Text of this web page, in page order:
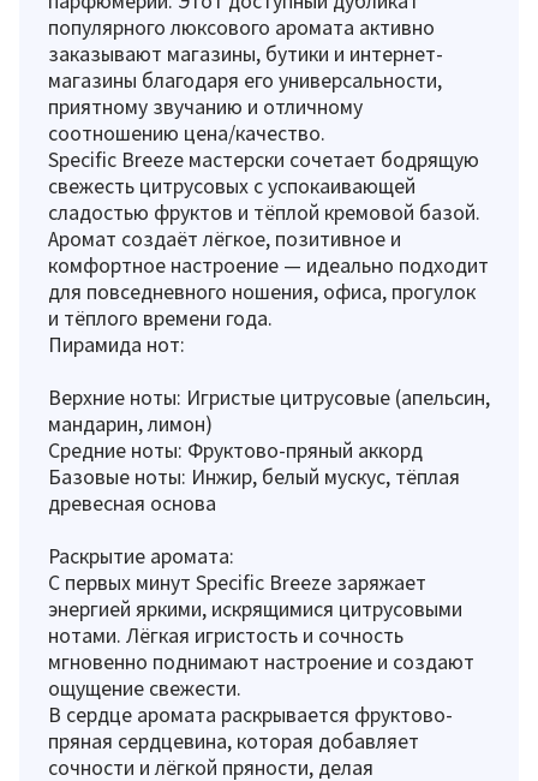
популярного люксового аромата активно
заказывают магазины, бутики и интернет-
магазины благодаря его универсальности,
приятному звучанию и отличному
соотношению цена/качество.
Specific Breeze мастерски сочетает бодрящую
свежесть цитрусовых с успокаивающей
сладостью фруктов и тёплой кремовой базой.
Аромат создаёт лёгкое, позитивное и
комфортное настроение — идеально подходит
для повседневного ношения, офиса, прогулок
и тёплого времени года.
Пирамида нот:
Верхние ноты: Игристые цитрусовые (апельсин,
мандарин, лимон)
Средние ноты: Фруктово-пряный аккорд
Базовые ноты: Инжир, белый мускус, тёплая
древесная основа
Раскрытие аромата:
С первых минут Specific Breeze заряжает
энергией яркими, искрящимися цитрусовыми
нотами. Лёгкая игристость и сочность
мгновенно поднимают настроение и создают
ощущение свежести.
В сердце аромата раскрывается фруктово-
пряная сердцевина, которая добавляет
сочности и лёгкой пряности, делая